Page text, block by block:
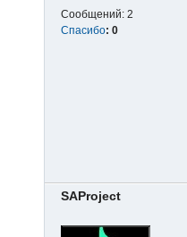
Сообщений: 2
Спасибо: 0
SAProject